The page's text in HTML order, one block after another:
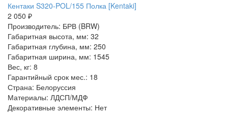
Кентаки S320-POL/155 Полка [Kentaki]
2 050 ₽
Производитель: БРВ (BRW)
Габаритная высота, мм: 32
Габаритная глубина, мм: 250
Габаритная ширина, мм: 1545
Вес, кг: 8
Гарантийный срок мес.: 18
Страна: Белоруссия
Материалы: ЛДСП/МДФ
Декоративные элементы: Нет